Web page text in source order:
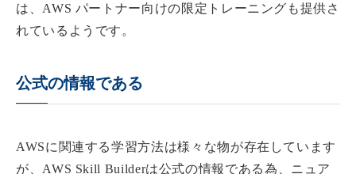
は、AWS パートナー向けの限定トレーニングも提供さ
れているようです。
公式の情報である
AWSに関連する学習方法は様々な物が存在しています
が、AWS Skill Builderは公式の情報である為、ニュア